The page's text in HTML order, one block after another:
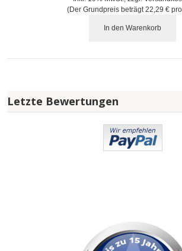
(Der Grundpreis beträgt22,29 €
In den Warenkorb
Letzte Bewertungen